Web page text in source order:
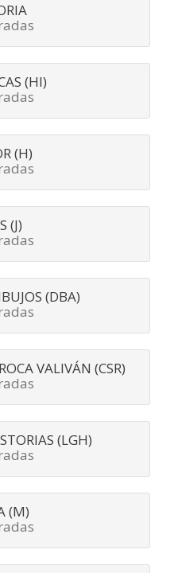
(HI)
(H)
(J)
(DBA)
VALIVÁN (CSR)
(LGH)
(M)